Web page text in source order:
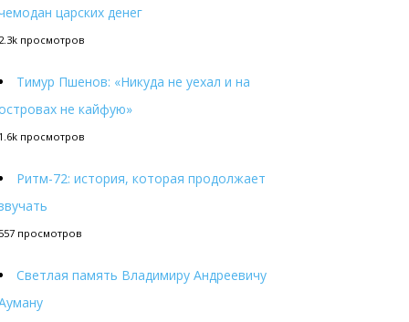
царских денег
просмотров
Тимур Пшенов: «Никуда не уехал и на
не кайфую»
просмотров
Ритм-72: история, которая продолжает
просмотров
Светлая память Владимиру Андреевичу